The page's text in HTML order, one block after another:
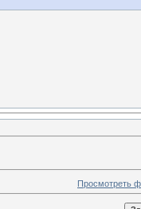
Просмотреть